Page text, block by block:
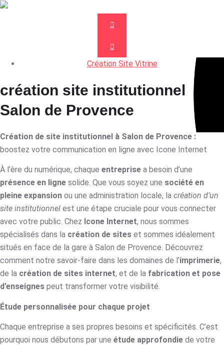
Création Site Vitrine
création site institutionnel
Salon de Provence
Création de site institutionnel à Salon de Provence :
boostez votre communication en ligne avec Icone Internet
À l’ère du numérique, chaque entreprise a besoin d’une
présence en ligne solide. Que vous soyez une société en
pleine expansion ou une administration locale, la création d’un
site institutionnel est une étape cruciale pour vous connecter
avec votre public. Chez Icone Internet, nous sommes
spécialisés dans la création de sites et sommes idéalement
situés en face de la gare à Salon de Provence. Découvrez
comment notre savoir-faire dans les domaines de l’imprimerie,
de la création de sites internet, et de la fabrication et pose
d’enseignes peut transformer votre visibilité.
Étude personnalisée pour chaque projet
Chaque entreprise a ses propres besoins et spécificités. C’est
pourquoi nous débutons par une étude approfondie de votre